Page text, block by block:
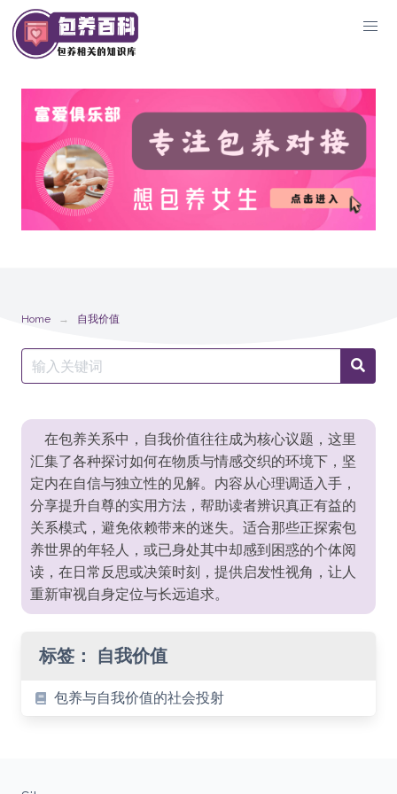
Skip
to
content
Home 自我价值
Search
for:
在包养关系中，自我价值往往成为核心议题，这里
汇集了各种探讨如何在物质与情感交织的环境下，坚
定内在自信与独立性的见解。内容从心理调适入手，
分享提升自尊的实用方法，帮助读者辨识真正有益的
关系模式，避免依赖带来的迷失。适合那些正探索包
养世界的年轻人，或已身处其中却感到困惑的个体阅
读，在日常反思或决策时刻，提供启发性视角，让人
重新审视自身定位与长远追求。
标签： 自我价值
包养与自我价值的社会投射